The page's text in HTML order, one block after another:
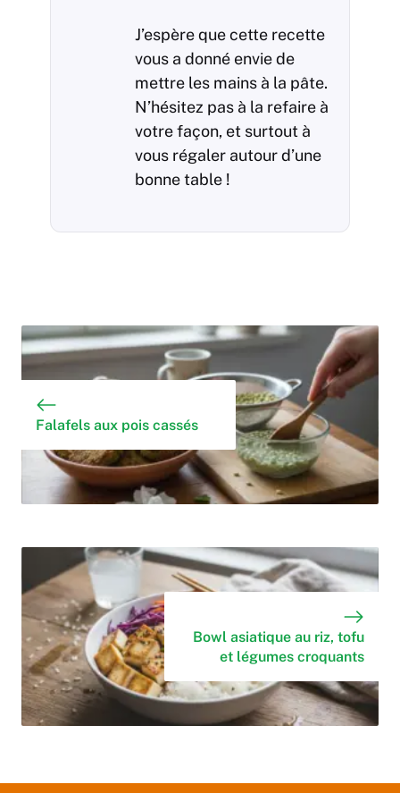
J’espère que cette recette
vous a donné envie de
mettre les mains à la pâte.
N’hésitez pas à la refaire à
votre façon, et surtout à
vous régaler autour d’une
bonne table !
Falafels aux pois cassés
Bowl asiatique au riz, tofu
et légumes croquants